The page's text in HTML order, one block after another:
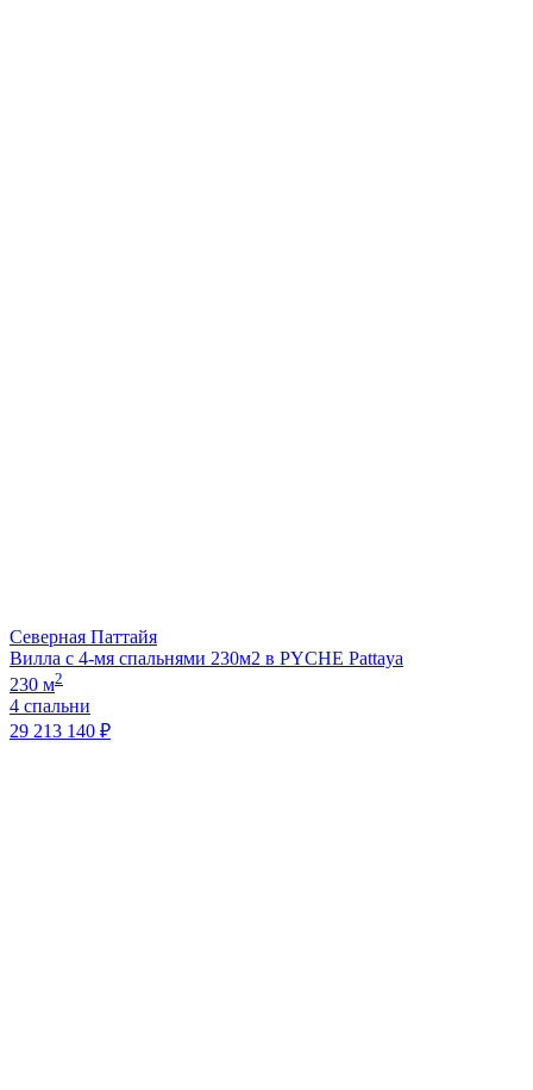
Северная Паттайя
Вилла с 4-мя спальнями 230м2 в PYCHE Pattaya
230 м2
4 спальни
29 213 140 ₽